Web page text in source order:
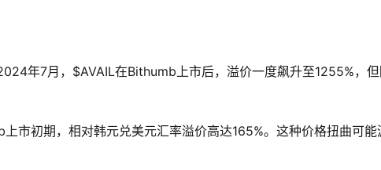
年7月，$AVAIL在Bithumb上市后，溢价一度飙升至1255%，
市初期，相对韩元兑美元汇率溢价高达165%。这种价格扭曲可能